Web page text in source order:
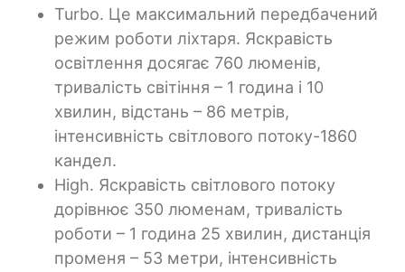
Turbo. Це максимальний передбачений
режим роботи ліхтаря. Яскравість
освітлення досягає 760 люменів,
тривалість світіння – 1 година і 10
хвилин, відстань – 86 метрів,
інтенсивність світлового потоку-1860
кандел.
High. Яскравість світлового потоку
дорівнює 350 люменам, тривалість
роботи – 1 година 25 хвилин, дистанція
променя – 53 метри, інтенсивність